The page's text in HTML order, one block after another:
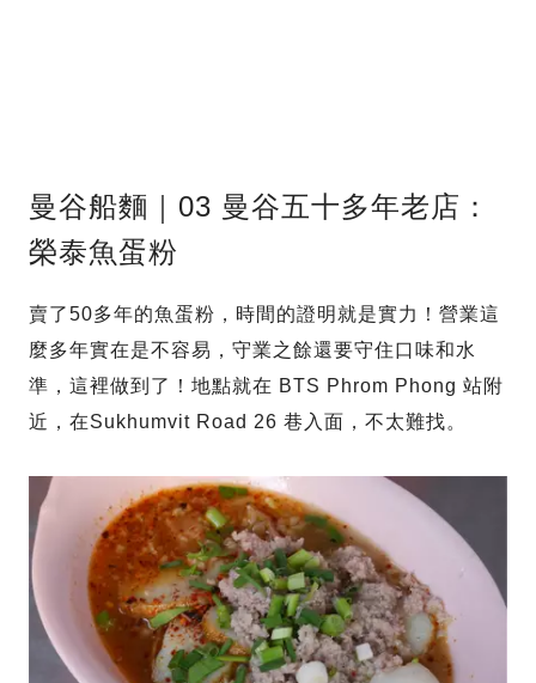
曼谷船麵｜03 曼谷五十多年老店：
榮泰魚蛋粉
賣了50多年的魚蛋粉，時間的證明就是實力！營業這
麼多年實在是不容易，守業之餘還要守住口味和水
準，這裡做到了！地點就在 BTS Phrom Phong 站附
近，在Sukhumvit Road 26 巷入面，不太難找。